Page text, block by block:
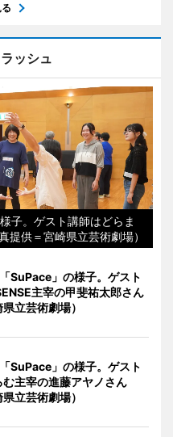
ッシュ
子。ゲスト講師はどらま
提供＝宮崎県立芸術劇場）
SuPace」の様子。ゲスト
主宰の甲斐祐太郎さん
立芸術劇場）
SuPace」の様子。ゲスト
主宰の進藤アヤノさん
立芸術劇場）